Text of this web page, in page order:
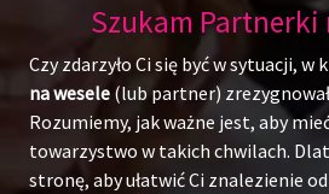
Szukam Partnerki
Czy zdarzyło Ci się być w sytuacji, w
na wesele (lub partner)
Rozumiemy, jak ważne jest, aby
towarzystwo w takich chwilach.
stronę, aby ułatwić Ci znalezienie